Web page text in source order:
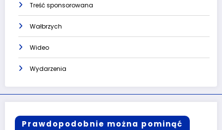
Treść sponsorowana
Wałbrzych
Wideo
Wydarzenia
Prawdopodobnie można pominąć